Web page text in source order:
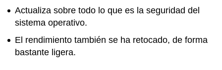
Actualiza sobre todo lo que es la seguridad del
sistema operativo.
El rendimiento también se ha retocado, de forma
bastante ligera.